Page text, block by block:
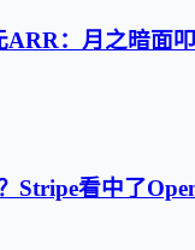
ARR：月之暗面
Stripe看中了